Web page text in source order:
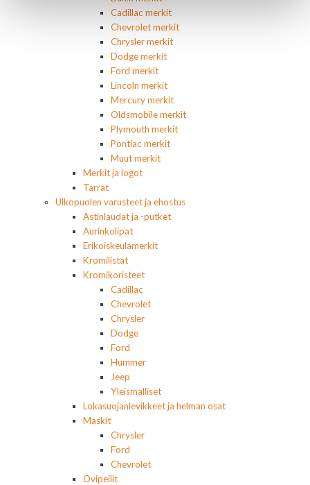
Cadillac merkit
Chevrolet merkit
Chrysler merkit
Dodge merkit
Ford merkit
Lincoln merkit
Mercury merkit
Oldsmobile merkit
Plymouth merkit
Pontiac merkit
Muut merkit
Merkit ja logot
Tarrat
Ulkopuolen varusteet ja ehostus
Astinlaudat ja -putket
Aurinkolipat
Erikoiskeulamerkit
Kromilistat
Kromikoristeet
Cadillac
Chevrolet
Chrysler
Dodge
Ford
Hummer
Jeep
Yleismalliset
Lokasuojanlevikkeet ja helman osat
Maskit
Chrysler
Ford
Chevrolet
Ovipeilit